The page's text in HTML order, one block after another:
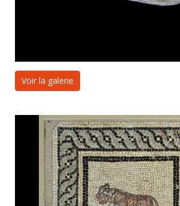
Voir la galerie